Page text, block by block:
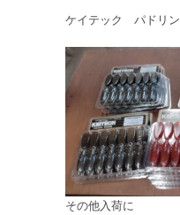
ケイテック パドリ
その他入荷に